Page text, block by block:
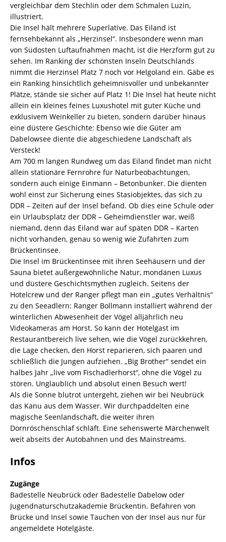
vergleichbar dem Stechlin oder dem Schmalen Luzin,
illustriert.
Die Insel hält mehrere Superlative. Das Eiland ist
fernsehbekannt als „Herzinsel“. Insbesondere wenn man
von Südosten Luftaufnahmen macht, ist die Herzform gut zu
sehen. Im Ranking der schönsten Inseln Deutschlands
nimmt die Herzinsel Platz 7 noch vor Helgoland ein. Gäbe es
ein Ranking hinsichtlich geheimnisvoller und unbekannter
Plätze, stände sie sicher auf Platz 1! Die Insel hat heute nicht
allein ein kleines feines Luxushotel mit guter Küche und
exklusivem Weinkeller zu bieten, sondern darüber hinaus
eine düstere Geschichte: Ebenso wie die Güter am
Dabelowsee diente die abgeschiedene Landschaft als
Versteck!
Am 700 m langen Rundweg um das Eiland findet man nicht
allein stationäre Fernrohre für Naturbeobachtungen,
sondern auch einige Einmann – Betonbunker. Die dienten
wohl einst zur Sicherung eines Stasiobjektes, das sich zu
DDR – Zeiten auf der Insel befand. Ob dies eine Schule oder
ein Urlaubsplatz der DDR – Geheimdienstler war, weiß
niemand, denn das Eiland war auf späten DDR – Karten
nicht vorhanden, genau so wenig wie Zufahrten zum
Brückentinsee.
Die Insel im Brückentinsee mit ihren Seehäusern und der
Sauna bietet außergewöhnliche Natur, mondänen Luxus
und düstere Geschichtsmythen zugleich. Seitens der
Hotelcrew und der Ranger pflegt man ein „gutes Verhältnis“
zu den Seeadlern: Ranger Bollmann installiert während der
winterlichen Abwesenheit der Vögel alljährlich neu
Videokameras am Horst. So kann der Hotelgast im
Restaurantbereich live sehen, wie die Vögel zurückkehren,
die Lage checken, den Horst reparieren, sich paaren und
schließlich die Jungen aufziehen. „Big Brother“ sendet ein
halbes Jahr „live vom Fischadlerhorst“, ohne die Vögel zu
stören. Unglaublich und absolut einen Besuch wert!
Als die Sonne blutrot untergeht, ziehen wir bei Neubrück
das Kanu aus dem Wasser. Wir durchpaddelten eine
magische Seenlandschaft, die weiter ihren
Dornröschenschlaf schläft. Eine sehenswerte Märchenwelt
weit abseits der Autobahnen und des Mainstreams.
Infos
Zugänge
Badestelle Neubrück oder Badestelle Dabelow oder
Jugendnaturschutzakademie Brückentin. Befahren von
Brücke und Insel sowie Tauchen von der Insel aus nur für
angemeldete Hotelgäste.